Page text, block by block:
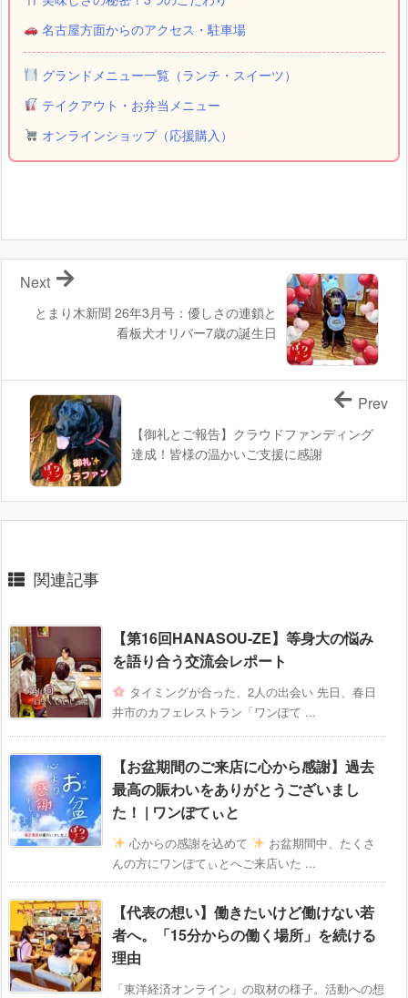
名古屋方面からのアクセス・駐車場
グランドメニュー一覧（ランチ・スイーツ）
テイクアウト・お弁当メニュー
オンラインショップ（応援購入）
とまり木新聞 26年3月号：優しさの連鎖と
看板犬オリバー7歳の誕生日
Next
【御礼とご報告】クラウドファンディング
達成！皆様の温かいご支援に感謝
Prev
関連記事
【第16回HANASOU-ZE】等身大の悩み
を語り合う交流会レポート
タイミングが合った、2人の出会い 先日、春日
井市のカフェレストラン「ワンぽて ...
【お盆期間のご来店に心から感謝】過去
最高の賑わいをありがとうございまし
た！ | ワンぽてぃと
心からの感謝を込めて
お盆期間中、たくさ
んの方にワンぽてぃとへご来店いた ...
【代表の想い】働きたいけど働けない若
者へ。「15分からの働く場所」を続ける
理由
「東洋経済オンライン」の取材の様子。活動への想